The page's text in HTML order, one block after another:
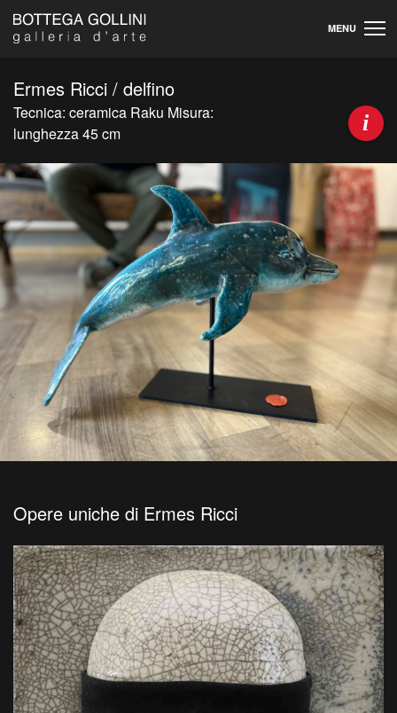
MENU
Ermes Ricci / delfino
Tecnica: ceramica Raku Misura:
lunghezza 45 cm
i
Opere uniche di Ermes Ricci